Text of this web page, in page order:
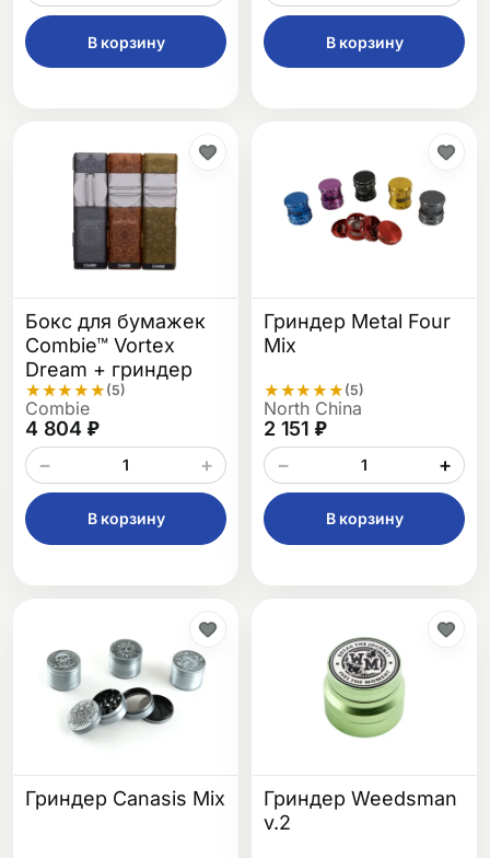
В корзину В корзину
Бокс для бумажек
Combie™ Vortex
Dream + гриндер
★★★★★ (5)
Combie
4 804 ₽
−
+
В корзину
Гриндер Metal Four
Mix
★★★★★ (5)
North China
2 151 ₽
−
+
В корзину
Гриндер Canasis Mix
Гриндер Weedsman
v.2